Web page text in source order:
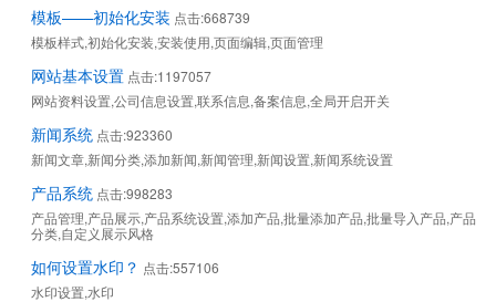
模板——初始化安装 点击:668739
模板样式,初始化安装,安装使用,页面编辑,页面管理
网站基本设置 点击:1197057
网站资料设置,公司信息设置,联系信息,备案信息,全局开启开关
新闻系统 点击:923360
新闻文章,新闻分类,添加新闻,新闻管理,新闻设置,新闻系统设置
产品系统 点击:998283
产品管理,产品展示,产品系统设置,添加产品,批量添加产品,批量导入产品,产品
分类,自定义展示风格
如何设置水印？ 点击:557106
水印设置,水印